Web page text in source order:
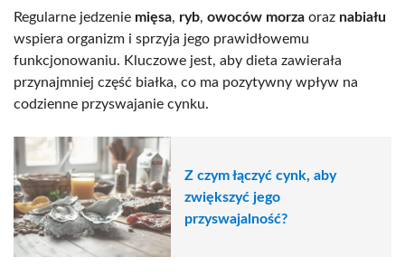
Regularne jedzenie mięsa, ryb, owoców morza oraz nabiału
wspiera organizm i sprzyja jego prawidłowemu
funkcjonowaniu. Kluczowe jest, aby dieta zawierała
przynajmniej część białka, co ma pozytywny wpływ na
codzienne przyswajanie cynku.
Z czym łączyć cynk, aby
zwiększyć jego
przyswajalność?